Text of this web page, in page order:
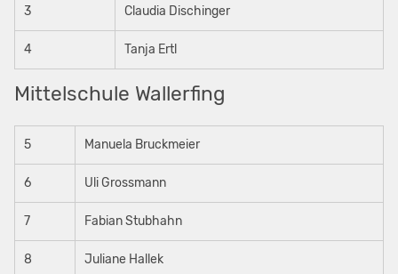
3 Claudia Dischinger
4 Tanja Ertl
Mittelschule Wallerfing
5 Manuela Bruckmeier
6 Uli Grossmann
7 Fabian Stubhahn
8 Juliane Hallek